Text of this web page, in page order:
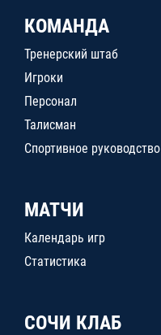
КОМАНДА
Тренерский штаб
Игроки
Персонал
Талисман
Спортивное руководство
МАТЧИ
Календарь игр
Статистика
СОЧИ КЛАБ